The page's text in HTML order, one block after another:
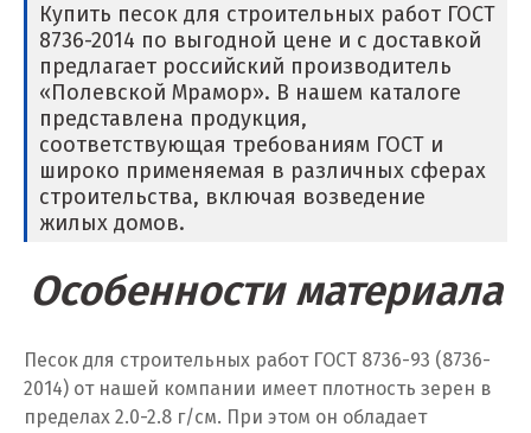
Дубна
Е
Егорьевск
Екатеринбург
Жуковский
И
Купить песок для строительных работ ГОСТ
8736-2014 по выгодной цене и с доставкой
предлагает российский производитель
«Полевской Мрамор». В нашем каталоге
представлена продукция,
соответствующая требованиям ГОСТ и
широко применяемая в различных сферах
строительства, включая возведение
жилых домов.
Особенности материала
Песок для строительных работ ГОСТ 8736-93 (8736-
2014) от нашей компании имеет плотность зерен в
пределах 2.0-2.8 г/см. При этом он обладает